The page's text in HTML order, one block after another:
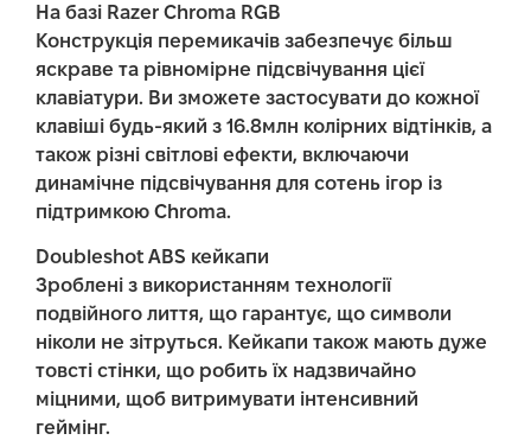
На базі Razer Chroma RGB
Конструкція перемикачів забезпечує більш
яскраве та рівномірне підсвічування цієї
клавіатури. Ви зможете застосувати до кожної
клавіші будь-який з 16.8млн колірних відтінків, а
також різні світлові ефекти, включаючи
динамічне підсвічування для сотень ігор із
підтримкою Chroma.
Doubleshot ABS кейкапи
Зроблені з використанням технології
подвійного лиття, що гарантує, що символи
ніколи не зітруться. Кейкапи також мають дуже
товсті стінки, що робить їх надзвичайно
міцними, щоб витримувати інтенсивний
геймінг.